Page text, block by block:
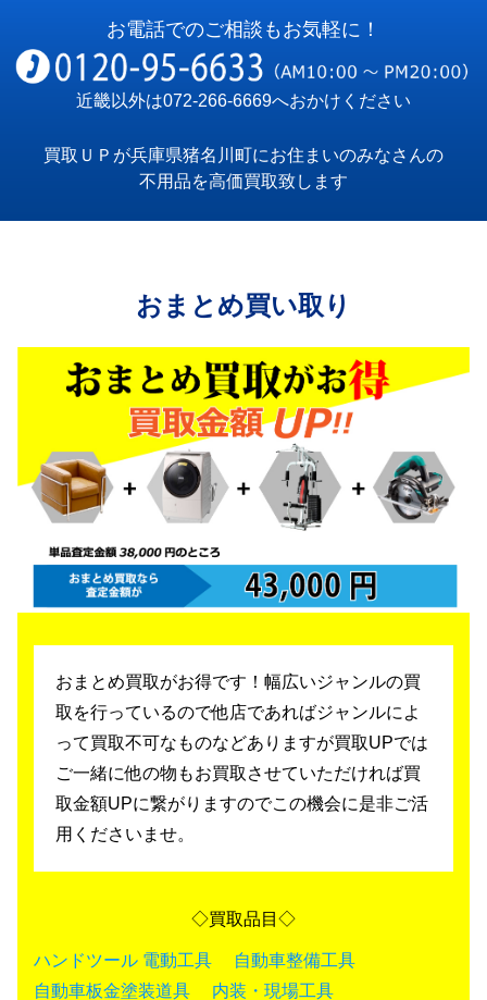
お電話でのご相談もお気軽に！
近畿以外は072-266-6669へおかけください
買取ＵＰが兵庫県猪名川町にお住まいのみなさんの
不用品を高価買取致します
おまとめ買い取り
おまとめ買取がお得です！幅広いジャンルの買
取を行っているので他店であればジャンルによ
って買取不可なものなどありますが買取UPでは
ご一緒に他の物もお買取させていただければ買
取金額UPに繋がりますのでこの機会に是非ご活
用くださいませ。
◇買取品目◇
ハンドツール 電動工具
自動車整備工具
自動車板金塗装道具
内装・現場工具